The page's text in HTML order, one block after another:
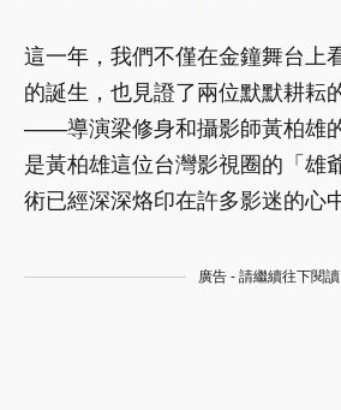
這一年，我們不僅在金鐘舞台上
的誕生，也見證了兩位默默耕耘
——導演梁修身和攝影師黃柏雄
是黃柏雄這位台灣影視圈的「雄
術已經深深烙印在許多影迷的心
廣告 - 請繼續往下閱讀